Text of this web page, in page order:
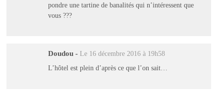
pondre une tartine de banalités qui n’intéressent que
vous ???
Doudou - Le 16 décembre 2016 à 19h58
L’hôtel est plein d’après ce que l’on sait…